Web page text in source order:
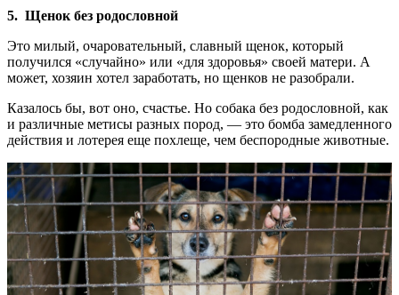
5. Щенок без родословной
Это милый, очаровательный, славный щенок, который
получился «случайно» или «для здоровья» своей матери. А
может, хозяин хотел заработать, но щенков не разобрали.
Казалось бы, вот оно, счастье. Но собака без родословной, как
и различные метисы разных пород, — это бомба замедленного
действия и лотерея еще похлеще, чем беспородные животные.